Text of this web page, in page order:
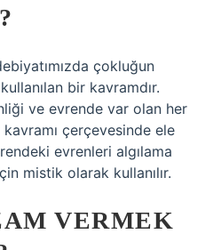
çokluğun
bir kavramdır.
ve evrende var olan her
çerçevesinde ele
evrenleri algılama
mistik olarak kullanılır.
VERMEK